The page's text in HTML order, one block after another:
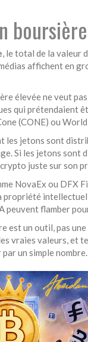
, le total de la valeur
affichent en
élevée ne veut
qui prétendaient
(CONE) ou
les jetons sont
Si les jetons sont
juste sur son
NovaEx ou DFX
propriété
peuvent flamber
est un outil, pas
vraies valeurs, et
un simple nombre.